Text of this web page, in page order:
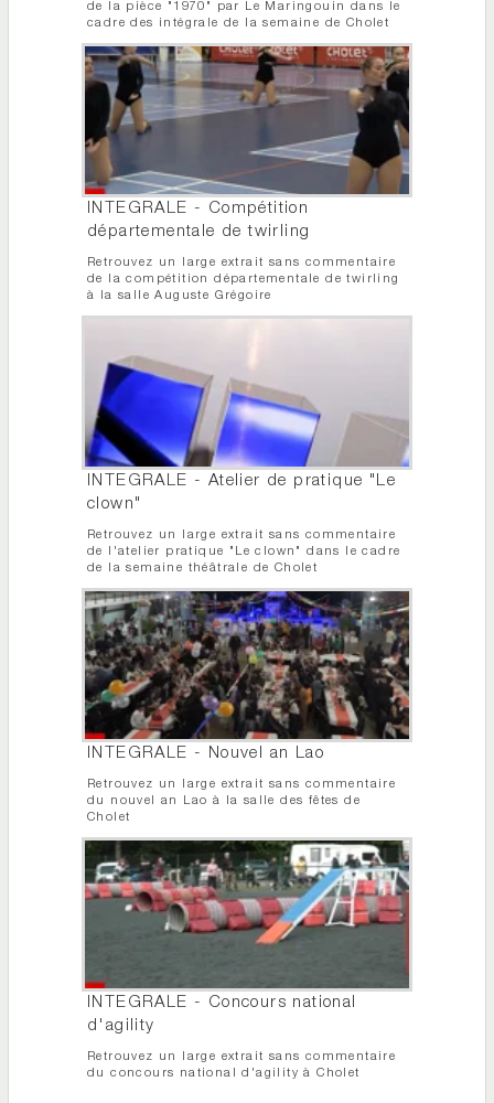
de la pièce "1970" par Le Maringouin dans le
cadre des intégrale de la semaine de Cholet
INTEGRALE - Compétition
départementale de twirling
Retrouvez un large extrait sans commentaire
de la compétition départementale de twirling
à la salle Auguste Grégoire
INTEGRALE - Atelier de pratique "Le
clown"
Retrouvez un large extrait sans commentaire
de l'atelier pratique "Le clown" dans le cadre
de la semaine théâtrale de Cholet
INTEGRALE - Nouvel an Lao
Retrouvez un large extrait sans commentaire
du nouvel an Lao à la salle des fêtes de
Cholet
INTEGRALE - Concours national
d'agility
Retrouvez un large extrait sans commentaire
du concours national d'agility à Cholet